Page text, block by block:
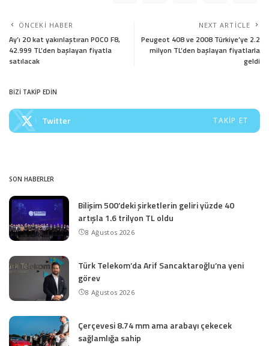
ÖNCEKI HABER
Ay’ı 20 kat yakınlaştıran POCO F8,
42.999 TL’den başlayan fiyatla
satılacak
NEXT ARTICLE
Peugeot 408 ve 2008 Türkiye’ye 2.2
milyon TL’den başlayan fiyatlarla
geldi
BİZİ TAKİP EDİN
Twitter TAKIP ET
SON HABERLER
Bilişim 500’deki şirketlerin geliri yüzde 40
artışla 1.6 trilyon TL oldu
8 Ağustos 2026
Türk Telekom’da Arif Sancaktaroğlu’na yeni
görev
8 Ağustos 2026
Çerçevesi 8.74 mm ama arabayı çekecek
sağlamlığa sahip